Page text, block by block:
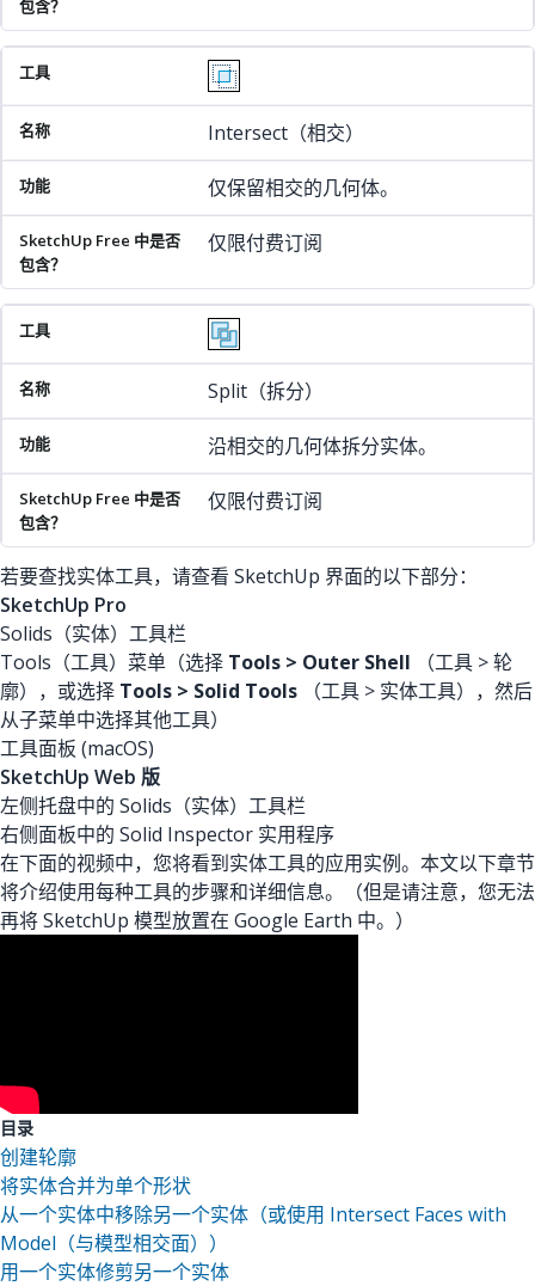
Intersect（相交）
仅保留相交的几何体。
仅限付费订阅
Split（拆分）
沿相交的几何体拆分实体。
仅限付费订阅
若要查找实体工具，请查看 SketchUp 界面的以下部分：
SketchUp Pro
Solids（实体）工具栏
Tools（工具）菜单（选择 Tools > Outer Shell （工具 > 轮
廓），或选择 Tools > Solid Tools （工具 > 实体工具），然后
从子菜单中选择其他工具）
工具面板 (macOS)
SketchUp Web 版
左侧托盘中的 Solids（实体）工具栏
右侧面板中的 Solid Inspector 实用程序
在下面的视频中，您将看到实体工具的应用实例。本文以下章节
将介绍使用每种工具的步骤和详细信息。（但是请注意，您无法
再将 SketchUp 模型放置在 Google Earth 中。）
目录
创建轮廓
将实体合并为单个形状
从一个实体中移除另一个实体（或使用 Intersect Faces with
Model（与模型相交面））
用一个实体修剪另一个实体